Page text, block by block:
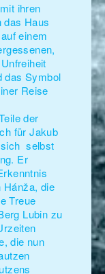
ihren
das Haus
einem
das Symbol
Reise
der
für Jakub
sich selbst
Er
Hánža, die
Treue
Lubin zu
die nun